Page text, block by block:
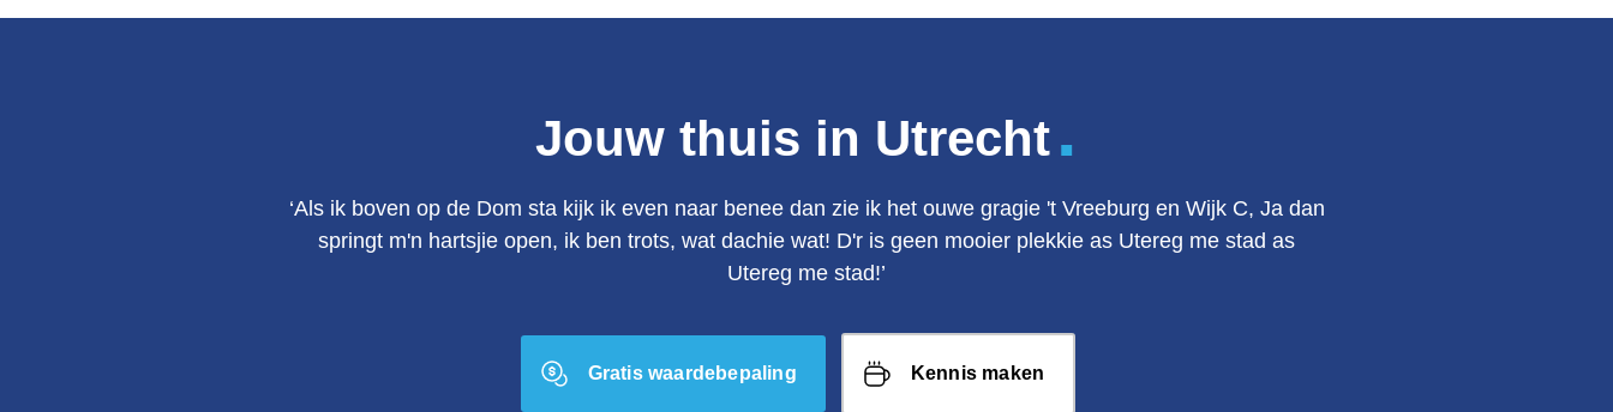
Jouw thuis in Utrecht.
‘Als ik boven op de Dom sta kijk ik even naar benee dan zie ik het ouwe gragie 't Vreeburg en Wijk C, Ja dan
springt m'n hartsjie open, ik ben trots, wat dachie wat! D'r is geen mooier plekkie as Utereg me stad as
Utereg me stad!’
Gratis waardebepaling Kennis maken